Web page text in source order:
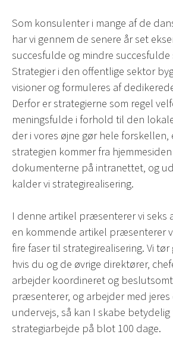
Som konsulenter i mange af de
har vi gennem de senere år set
succesfulde og mindre succesfulde
Strategier i den offentlige sektor
visioner og formuleres af
Derfor er strategierne som regel
meningsfulde i forhold til den
der i vores øjne gør hele
strategien kommer fra
dokumenterne på intranettet, og
kalder vi strategirealisering.
I denne artikel præsenterer vi seks
en kommende artikel præsenterer
fire faser til strategirealisering. Vi
hvis du og de øvrige direktører,
arbejder koordineret og
præsenterer, og arbejder med
undervejs, så kan I skabe
strategiarbejde på blot 100 dage.